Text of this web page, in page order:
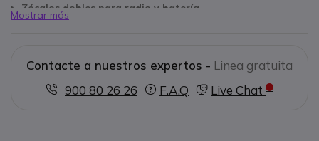
Zócalos dobles para radio y batería
Tiempo de carga rápida: 1.5-2 horas
Mostrar más
Contacte a nuestros expertos - Linea gratuita
900 80 26 26
F.A.Q Live Chat